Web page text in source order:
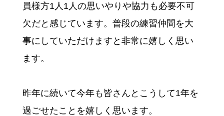
員様方1人1人の思いやりや協力も必要不可
欠だと感じています。普段の練習仲間を大
事にしていただけますと非常に嬉しく思い
ます。
昨年に続いて今年も皆さんとこうして1年を
過ごせたことを嬉しく思います。